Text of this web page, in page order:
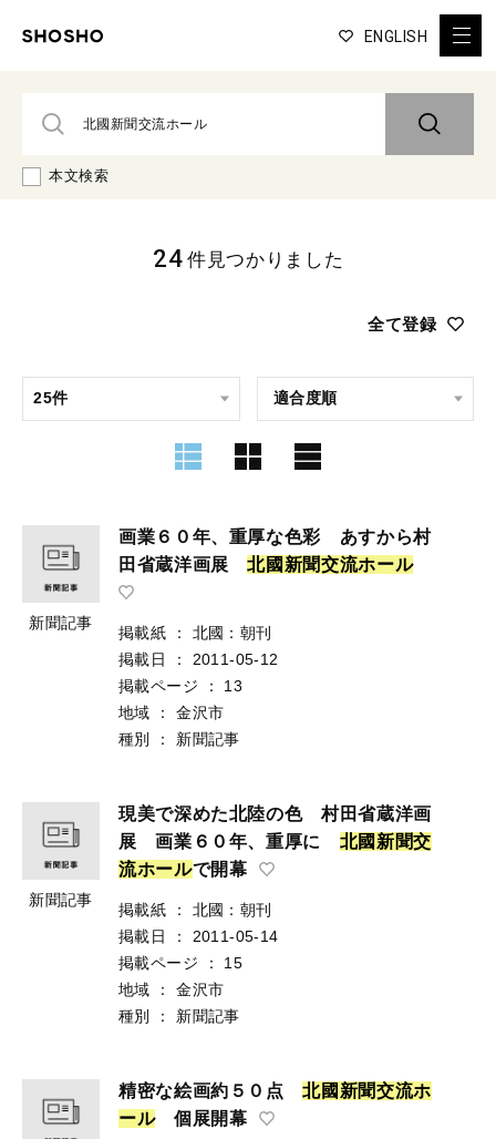
ENGLISH
本文検索
全て登録
24 件見つかりました
新聞記事
画業６０年、重厚な色彩 あすから村
田省蔵洋画展北國 新聞交流ホール
掲載紙 ：
北國：朝刊
掲載日
：
2011-05-12
掲載ページ
：
13
地域
：
金沢市
種別
： 新聞記事
新聞記事
現美で深めた北陸の色 村田省蔵洋画
展 画業６０年、重厚に 北國 新聞交
流ホールで開幕
掲載紙 ：
北國：朝刊
掲載日
：
2011-05-14
掲載ページ
：
15
地域
：
金沢市
種別
： 新聞記事
精密な絵画約５０点北國 新聞交流ホ
ール個展開幕